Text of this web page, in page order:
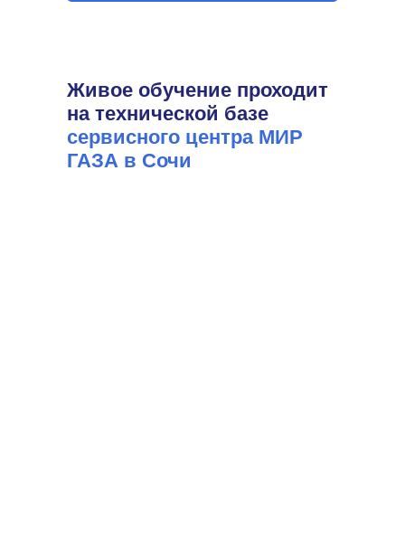
Живое обучение проходит
на технической базе
сервисного центра МИР
ГАЗА в Сочи